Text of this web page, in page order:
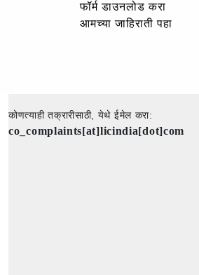
फॉर्म डाउनलोड करा
आमच्या जाहिराती पहा
कोणत्याही तक्रारीसाठी, येथे ईमेल करा:
co_complaints[at]licindia[dot]com